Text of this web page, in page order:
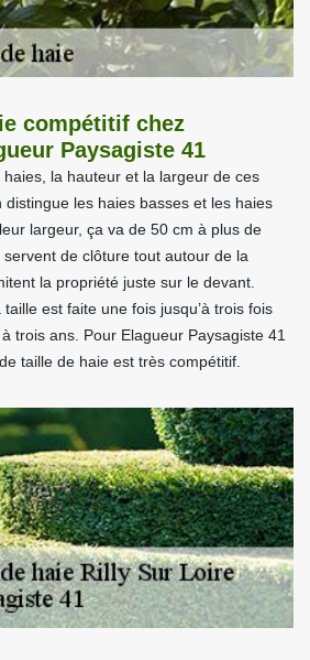
compétitif chez
Paysagiste 41
la hauteur et la largeur de ces
distingue les haies basses et les haies
largeur, ça va de 50 cm à plus de
de clôture tout autour de la
la propriété juste sur le devant.
est faite une fois jusqu’à trois fois
trois ans. Pour Elagueur Paysagiste 41
taille de haie est très compétitif.